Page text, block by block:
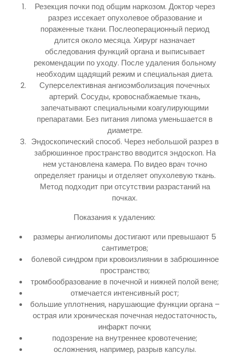
Резекция почки под общим наркозом. Доктор через
разрез иссекает опухолевое образование и
пораженные ткани. Послеоперационный период
длится около месяца. Хирург назначает
обследования функций органа и выписывает
рекомендации по уходу. После удаления больному
необходим щадящий режим и специальная диета.
Суперселективная ангиоэмболизация почечных
артерий. Сосуды, кровоснабжаемые ткань,
запечатывают специальными коагулирующими
препаратами. Без питания липома уменьшается в
диаметре.
Эндоскопический способ. Через небольшой разрез в
забрюшинное пространство вводится эндоскоп. На
нем установлена камера. По видео врач точно
определяет границы и отделяет опухолевую ткань.
Метод подходит при отсутствии разрастаний на
почках.
Показания к удалению:
размеры ангиолипомы достигают или превышают 5
сантиметров;
болевой синдром при кровоизлиянии в забрюшинное
пространство;
тромбообразование в почечной и нижней полой вене;
отмечается интенсивный рост;
большие уплотнения, нарушающие функции органа –
острая или хроническая почечная недостаточность,
инфаркт почки;
подозрение на внутреннее кровотечение;
осложнения, например, разрыв капсулы.